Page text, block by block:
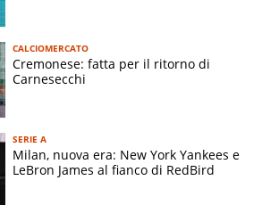
CALCIOMERCATO
Cremonese: fatta per il ritorno di
Carnesecchi
SERIE A
Milan, nuova era: New York Yankees e
LeBron James al fianco di RedBird